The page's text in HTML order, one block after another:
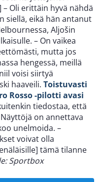
Oli erittäin hyvä nähdä
siellä, eikä hän antanut
Aljošin
– On vaikea
mutta jos
hengessä, meillä
voisi siirtyä
haaveili. Toistuvasti
Rosso -pilotti avasi
tiedostaa, että
on annettava
unelmoida. –
voivat olla
tämä tilanne
Sportbox